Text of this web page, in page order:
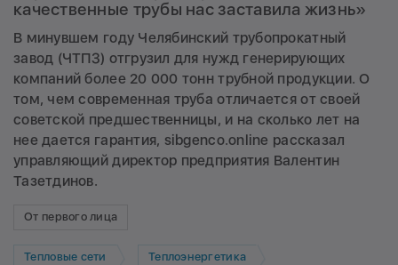
качественные трубы нас заставила жизнь»
В минувшем году Челябинский трубопрокатный
завод (ЧТПЗ) отгрузил для нужд генерирующих
компаний более 20 000 тонн трубной продукции. О
том, чем современная труба отличается от своей
советской предшественницы, и на сколько лет на
нее дается гарантия, sibgenco.online рассказал
управляющий директор предприятия Валентин
Тазетдинов.
От первого лица
Тепловые сети Теплоэнергетика